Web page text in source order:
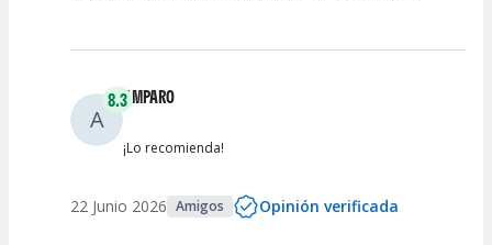
A
8.3AMPARO
¡Lo recomienda!
22 Junio 2026 Amigos Opinión verificada